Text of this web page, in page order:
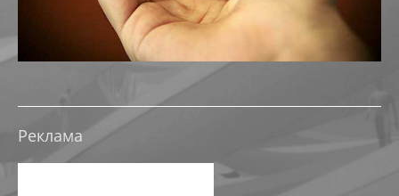
РЕКОНСТРУКЦИЯ НЕЗАВЕРШЕННОГО ОБЪЕКТА
РЕКОНСТРУКЦИЯ ЧАСТИ ЗДАНИЯ-СКЛАДА ПО УЛ.
МНОГОУРОВНЕВЫЙ ПАРКИНГ
Реклама